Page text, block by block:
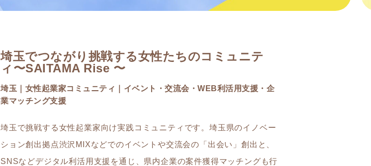
埼玉でつながり挑戦する女性たちのコミュニテ
ィ〜SAITAMA Rise 〜
埼玉｜女性起業家コミュニティ｜イベント・交流会・WEB利活用支援・企
業マッチング支援
埼玉で挑戦する女性起業家向け実践コミュニティです。埼玉県のイノベー
ション創出拠点渋沢MIXなどでのイベントや交流会の「出会い」創出と、
SNSなどデジタル利活用支援を通じ、県内企業の案件獲得マッチングも行